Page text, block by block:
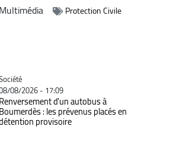
Protection Civile
08/2026 - 17:09
Renversement d'un autobus à
Boumerdès : les prévenus placés en
provisoire